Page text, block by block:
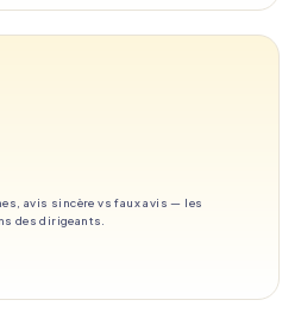
avis sincère vs faux avis — les
des dirigeants.